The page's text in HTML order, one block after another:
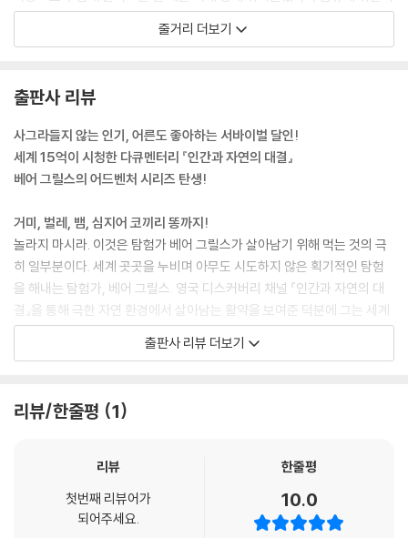
산불은 항상 위험하다. 어떤 산불도 순식간에 사람의 목숨을 앗아간다. 벡
의 아빠가 전에 말한 적이 있다. ‘모든 일은 단지 아주 작은 불씨로부터 시
은 작은 불씨만으로도 충분히 앞으로 나아갈 힘을 얻을 수 있다는 점을 항
-182쪽
몸집이 더 큰 수컷 표범이 풀숲에 숨어 새끼들을 노리고 있었다. 그것은 곧
매끈한 근육질의 표범 두 마리가 서로 뒤엉켜 격렬하게 이빨과 발톱을 휘
둘렀다. 어미 표범이 수컷의 코에 상처를 내자 수컷은 멀리 달아났다.
“그들은 목숨을 걸고 새끼들을 지켜. 그들이 가진 모든 것을 걸고 말이야.”
-268쪽
창밖으로 히말라야산맥의 가장 유명한 봉우리인 에베레스트가 보였다. 검
회색의 그 봉우리에는 타는 듯한 주황빛의 석양이 마지막으로 드리워지고
자신을 내려다보고 있었던 것 같다는 생각이 들었다.
-283쪽
기도 하고 갑작스런 홍수를 만나고 날카로운 뿔을 가진 황소의 표적이 되
기도 한다. 우여곡절 끝에 상뮤를 만난 벡은 부모님의 최후를 듣고 뜨거운
다.
줄거리 더보기
출판사 리뷰
사그라들지 않는 인기, 어른도 좋아하는 서바이벌 달인!
세계 15억이 시청한 다큐멘터리 『인간과 자연의 대결』
베어 그릴스의 어드벤처 시리즈 탄생!
거미, 벌레, 뱀, 심지어 코끼리 똥까지!
놀라지 마시라. 이것은 탐험가 베어 그릴스가 살아남기 위해 먹는 것의 극
히 일부분이다. 세계 곳곳을 누비며 아무도 시도하지 않은 획기적인 탐험
을 해내는 탐험가, 베어 그릴스. 영국 디스커버리 채널 『인간과 자연의 대
결』을 통해 극한 자연 환경에서 살아남는 활약을 보여준 덕분에 그는 세계
적인 ‘생존왕’으로 등극했다.
방송 진행뿐만 아니라 직접 제작도 하며 다양한 이벤트와 스턴트 활동도
이를 위한 소설 시리즈 『베어 그릴스와 살아남기(Mission Survival 1~
8)』는 야생에서 살아남는 그만의 생존 기술을 생생히 담고 있다. 이 시리즈
출판사 리뷰 더보기
리뷰/한줄평 1
리뷰
첫번째 리뷰어가
되어주세요.
한줄평
10.0